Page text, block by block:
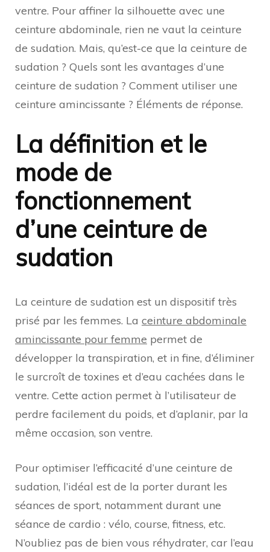
ventre. Pour affiner la silhouette avec une
ceinture abdominale, rien ne vaut la ceinture
de sudation. Mais, qu’est-ce que la ceinture de
sudation ? Quels sont les avantages d’une
ceinture de sudation ? Comment utiliser une
ceinture amincissante ? Éléments de réponse.
La définition et le
mode de
fonctionnement
d’une ceinture de
sudation
La ceinture de sudation est un dispositif très
prisé par les femmes. La ceinture abdominale
amincissante pour femme permet de
développer la transpiration, et in fine, d’éliminer
le surcroît de toxines et d’eau cachées dans le
ventre. Cette action permet à l’utilisateur de
perdre facilement du poids, et d’aplanir, par la
même occasion, son ventre.
Pour optimiser l’efficacité d’une ceinture de
sudation, l’idéal est de la porter durant les
séances de sport, notamment durant une
séance de cardio : vélo, course, fitness, etc.
N’oubliez pas de bien vous réhydrater, car l’eau